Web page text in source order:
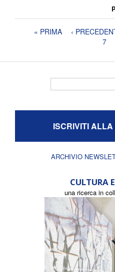
Pagine« PRIMA ‹
7
ISCRIVITI
ARCHIVIO
CULTURA
una ricerca in